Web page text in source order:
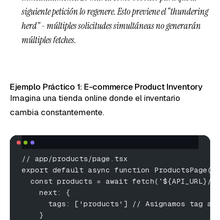
siguiente petición lo regenere. Esto previene el “thundering
herd” - múltiples solicitudes simultáneas no generarán
múltiples fetches.
Ejemplo Práctico 1: E-commerce Product Inventory
Imagina una tienda online donde el inventario
cambia constantemente.
// app/products/page.tsx
export default async function
const products = await fetch(`${API_URL}/
    next: {
tags: ['products'] // Asignamos tag a
    }